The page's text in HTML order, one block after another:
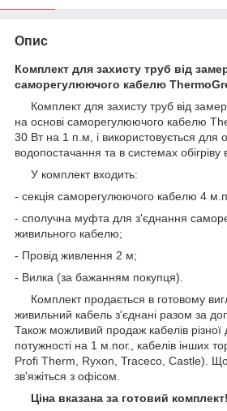
Опис
Комплект для захисту труб від
саморегулюючого кабелю
Комплект для захисту труб від
на основі саморегулюючого кабелю
30 Вт на 1 п.м, і використовується для
водопостачання та в системах обігріву
У комплект входить:
- секція саморегулюючого кабелю 4
- сполучна муфта для з'єднання
живильного кабелю;
- Провід живлення 2 м;
- Вилка (за бажанням покупця).
Комплект продається в готовому
живильний кабель з'єднані разом за
Також можливий продаж кабелів різної
потужності на 1 м.пог., кабелів інших
Profi Therm, Ryxon, Traceco, Castle).
зв'яжіться з офісом.
Ціна вказана за готовий комплект!